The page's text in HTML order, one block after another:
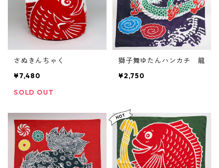
さぬきんちゃく
¥7,480
SOLD OUT
獅子舞ゆたんハンカチ 龍
¥2,750